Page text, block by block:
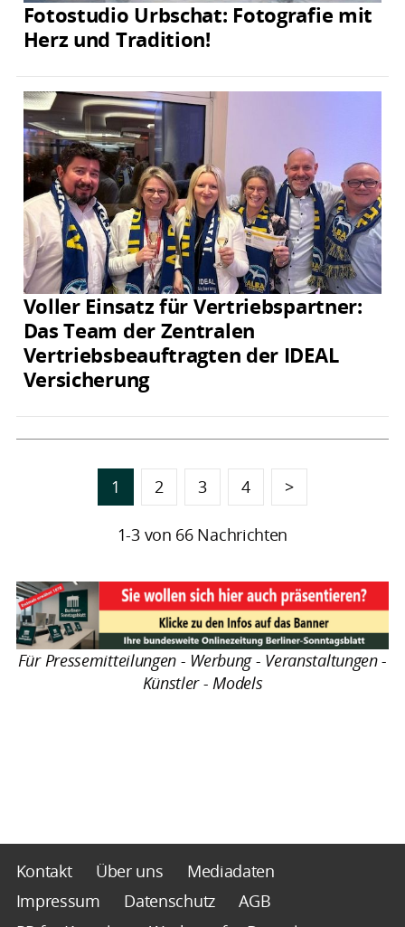
Fotostudio Urbschat: Fotografie mit
Herz und Tradition!
Voller Einsatz für Vertriebspartner:
Das Team der Zentralen
Vertriebsbeauftragten der IDEAL
Versicherung
1 2 3 4 >
1-3 von 66 Nachrichten
Für Pressemitteilungen - Werbung - Veranstaltungen -
Künstler - Models
Kontakt Über uns
Mediadaten
Impressum
Datenschutz
AGB